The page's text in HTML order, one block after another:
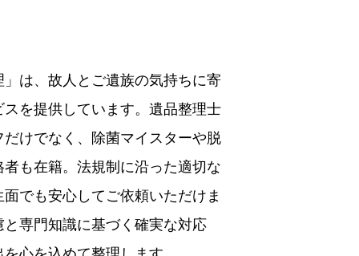
は、故人とご遺族の気持ちに寄
を提供しています。遺品整理士
けでなく、除菌マイスターや脱
も在籍。法規制に沿った適切な
でも安心してご依頼いただけま
専門知識に基づく確実な対応